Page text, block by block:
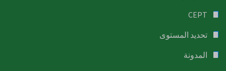
CEPT
تحديد المستوى
المدونة